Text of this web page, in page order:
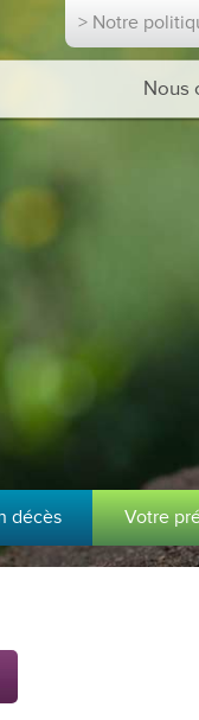
> Notre
Nous
décès Votre